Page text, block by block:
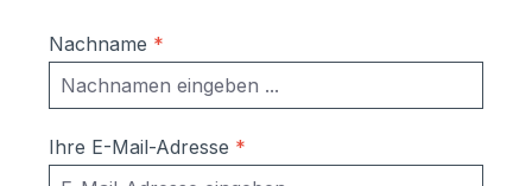
Verkleidung, Tür, Einwurfklappe: Edelstahl
V2A gebürstet Sie brauchen ein
anderes Maß oder andere Ausführung?
Kein Problem! Rufen Sie uns an unter
09522 - 39 50 209 oder schicken Sie uns
Nachname *
Ihre E-Mail-Adresse *